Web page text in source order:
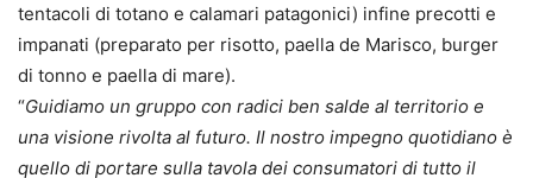
tentacoli di totano e calamari patagonici) infine precotti e
impanati (preparato per risotto, paella de Marisco, burger
di tonno e paella di mare).
“Guidiamo un gruppo con radici ben salde al territorio e
una visione rivolta al futuro. Il nostro impegno quotidiano è
quello di portare sulla tavola dei consumatori di tutto il